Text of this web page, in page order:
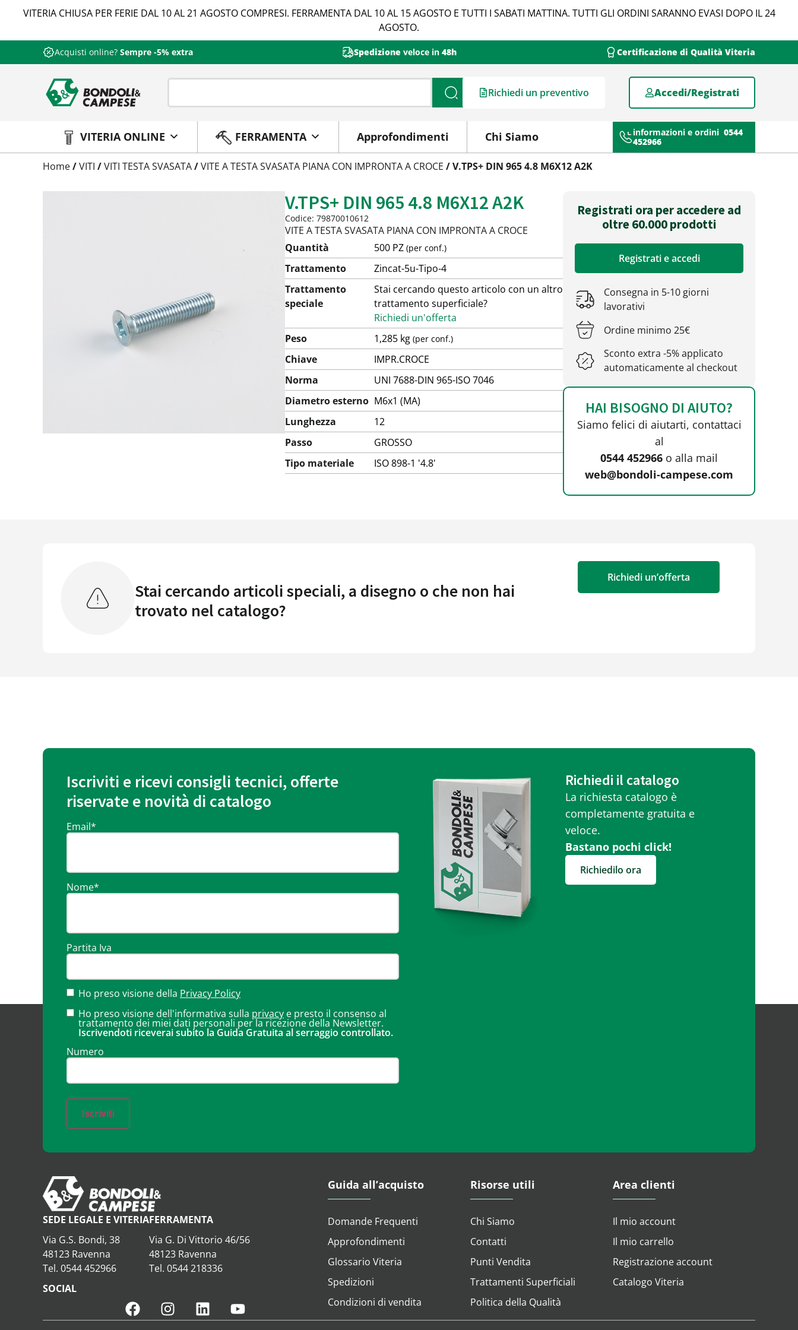
VITERIA CHIUSA PER FERIE DAL 10 AL 21 AGOSTO COMPRESI. FERRAMENTA DAL 10 AL 15 AGOSTO E TUTTI I SABATI MATTINA. TUTTI GLI ORDINI SARANNO EVASI DOPO IL 24
AGOSTO.
Acquisti online? Sempre -5% extra Spedizione veloce in 48h Certificazione di Qualità Viteria
Cerca Richiedi un preventivo Accedi/Registrati
VITERIA ONLINE FERRAMENTA Approfondimenti Chi Siamo informazioni e ordini 0544
452966
TrattamentoHome/VITI /VITI TESTA SVASATA/VITE A TESTA SVASATA PIANA CON IMPRONTA A CROCE / V.TPS+ DIN 965 4.8 M6X12 A2K
V.TPS+ DIN 965 4.8 M6X12 A2K
Codice: 79870010612
VITE A TESTA SVASATA PIANA CON IMPRONTA A CROCE
Quantità
500 PZ (per conf.)
Trattamento
Zincat-5u-Tipo-4
Trattamento
speciale
Stai cercando questo articolo con un altro
trattamento superficiale?
Richiedi un'offerta
Peso
1,285 kg (per conf.)
Chiave
IMPR.CROCE
Norma
UNI 7688-DIN 965-ISO 7046
Diametro esterno M6x1 (MA)
Lunghezza
12
Passo
GROSSO
Tipo materiale
ISO 898-1 '4.8'
Registrati ora per accedere ad
oltre 60.000 prodotti
Registrati e accedi
Consegna in 5-10 giorni
lavorativi
Ordine minimo 25€
Sconto extra -5% applicato
automaticamente al checkout
HAI BISOGNO DI AIUTO?
Siamo felici di aiutarti, contattaci
al
0544 452966 o alla mail
web@bondoli-campese.com
Stai cercando articoli speciali, a disegno o che non hai
trovato nel catalogo?
Richiedi un’offerta
Iscriviti e ricevi consigli tecnici, offerte
riservate e novità di catalogo
Email*
Nome*
Partita Iva
Ho preso visione della Privacy Policy
Ho preso visione dell'informativa sulla privacy e presto il consenso al
trattamento dei miei dati personali per la ricezione della Newsletter.
Iscrivendoti riceverai subito la Guida Gratuita al serraggio controllato.
Numero
Iscriviti
Richiedi il catalogo
La richiesta catalogo è
completamente gratuita e
veloce.
Bastano pochi click!
Richiedilo ora
SEDE LEGALE E VITERIA
Via G.S. Bondi, 38
48123 Ravenna
Tel. 0544 452966
FERRAMENTA
Via G. Di Vittorio 46/56
48123 Ravenna
Tel. 0544 218336
SOCIAL
Guida all’acquisto
Domande Frequenti
Approfondimenti
Glossario Viteria
Spedizioni
Condizioni di vendita
Risorse utili
Chi Siamo
Contatti
Punti Vendita
Trattamenti Superficiali
Politica della Qualità
Area clienti
Il mio account
Il mio carrello
Registrazione account
Catalogo Viteria